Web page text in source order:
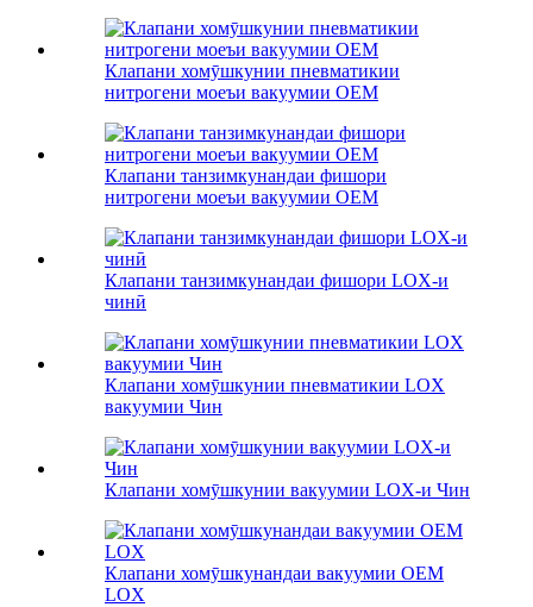
Клапани хомӯшкунии пневматикии
нитрогени моеъи вакуумии OEM
Клапани танзимкунандаи фишори
нитрогени моеъи вакуумии OEM
Клапани танзимкунандаи фишори LOX-и
чинӣ
Клапани хомӯшкунии пневматикии LOX
вакуумии Чин
Клапани хомӯшкунии вакуумии LOX-и Чин
Клапани хомӯшкунандаи вакуумии OEM
LOX